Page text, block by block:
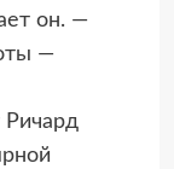
он. —
—
Ричард